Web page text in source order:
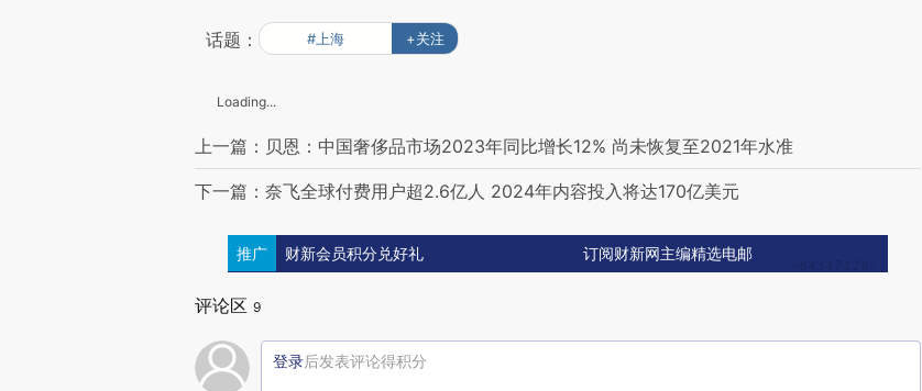
话题： #上海 +关注
Loading...
上一篇：贝恩：中国奢侈品市场2023年同比增长12% 尚未恢复至2021年水准
下一篇：奈飞全球付费用户超2.6亿人 2024年内容投入将达170亿美元
推广 财新会员积分兑好礼 订阅财新网主编精选电邮
评论区 9
登录后发表评论得积分